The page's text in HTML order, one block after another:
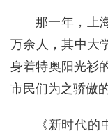
那一年，上
万余人，其中大
身着特奥阳光衫
市民们为之骄傲
《新时代